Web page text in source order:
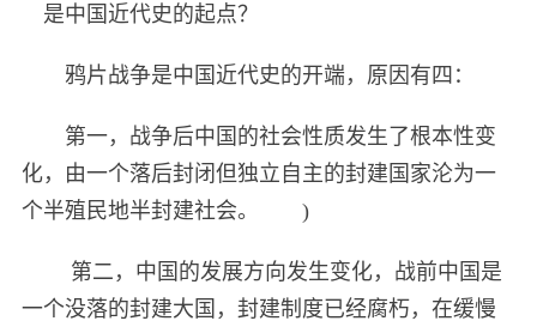
是中国近代史的起点？
鸦片战争是中国近代史的开端，原因有四：
第一，战争后中国的社会性质发生了根本性变
化，由一个落后封闭但独立自主的封建国家沦为一
个半殖民地半封建社会。 )
第二，中国的发展方向发生变化，战前中国是
一个没落的封建大国，封建制度已经腐朽，在缓慢